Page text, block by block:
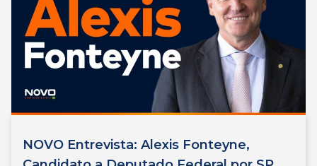
NOVO Entrevista: Alexis Fonteyne,